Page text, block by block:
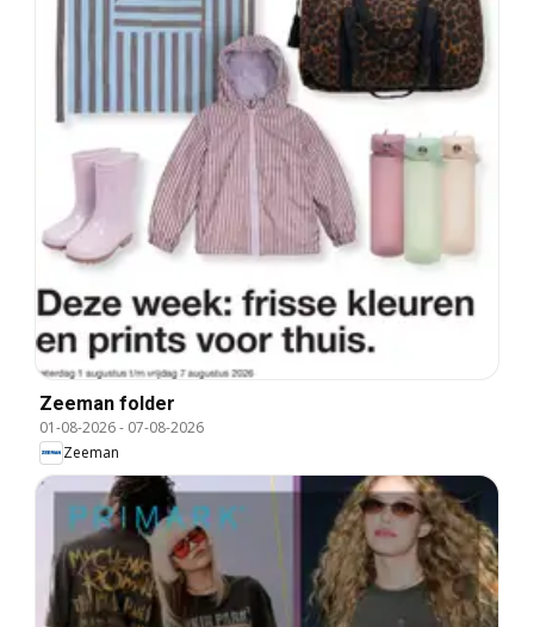
Zeeman folder
01-08-2026- 07-08-2026
Zeeman